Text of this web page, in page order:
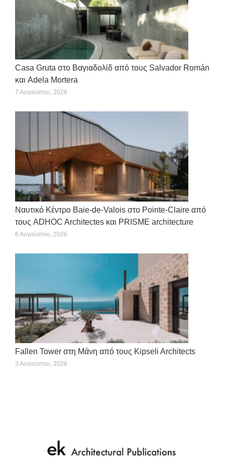
Casa Gruta στο Βαγιαδολίδ από τους Salvador Román
και Adela Mortera
7 Αυγούστου, 2026
Ναυτικό Κέντρο Baie-de-Valois στο Pointe-Claire από
τους ADHOC Architectes και PRISME architecture
6 Αυγούστου, 2026
Fallen Tower στη Μάνη από τους Kipseli Architects
3 Αυγούστου, 2026